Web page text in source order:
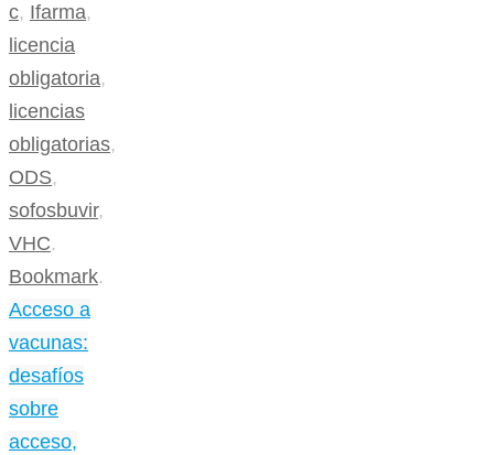
c, Ifarma,
licencia
obligatoria,
licencias
obligatorias,
ODS,
sofosbuvir,
VHC.
Bookmark.
Acceso a
vacunas:
desafíos
sobre
acceso,